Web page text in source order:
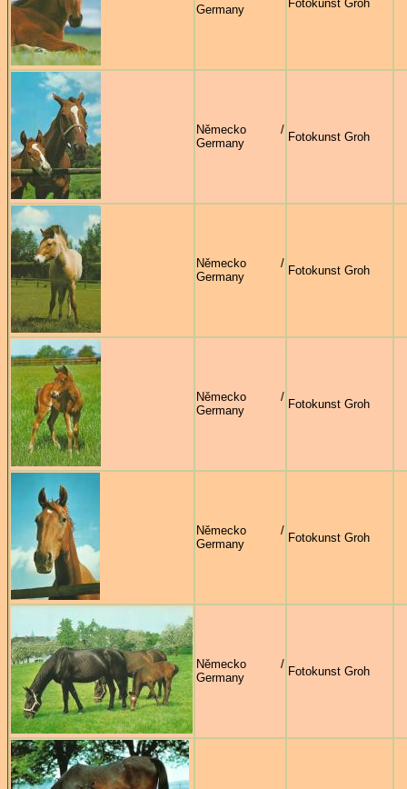
Germany
Fotokunst Groh
Německo /
Germany
Fotokunst Groh
Německo /
Germany
Fotokunst Groh
Německo /
Germany
Fotokunst Groh
Německo /
Germany
Fotokunst Groh
Německo /
Germany
Fotokunst Groh